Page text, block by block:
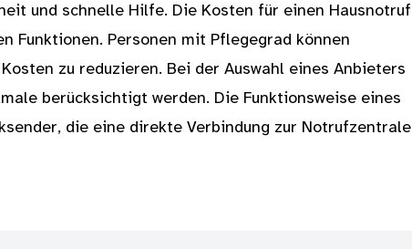
und schnelle Hilfe. Die Kosten für einen Hausnotruf
Funktionen. Personen mit Pflegegrad können
zu reduzieren. Bei der Auswahl eines Anbieters
berücksichtigt werden. Die Funktionsweise eines
die eine direkte Verbindung zur Notrufzentrale